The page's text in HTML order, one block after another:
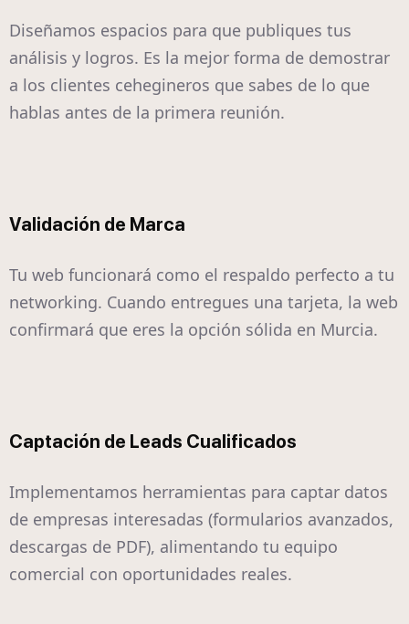
Diseñamos espacios para que publiques tus
análisis y logros. Es la mejor forma de demostrar
a los clientes cehegineros que sabes de lo que
hablas antes de la primera reunión.
Validación de Marca
Tu web funcionará como el respaldo perfecto a tu
networking. Cuando entregues una tarjeta, la web
confirmará que eres la opción sólida en Murcia.
Captación de Leads Cualificados
Implementamos herramientas para captar datos
de empresas interesadas (formularios avanzados,
descargas de PDF), alimentando tu equipo
comercial con oportunidades reales.